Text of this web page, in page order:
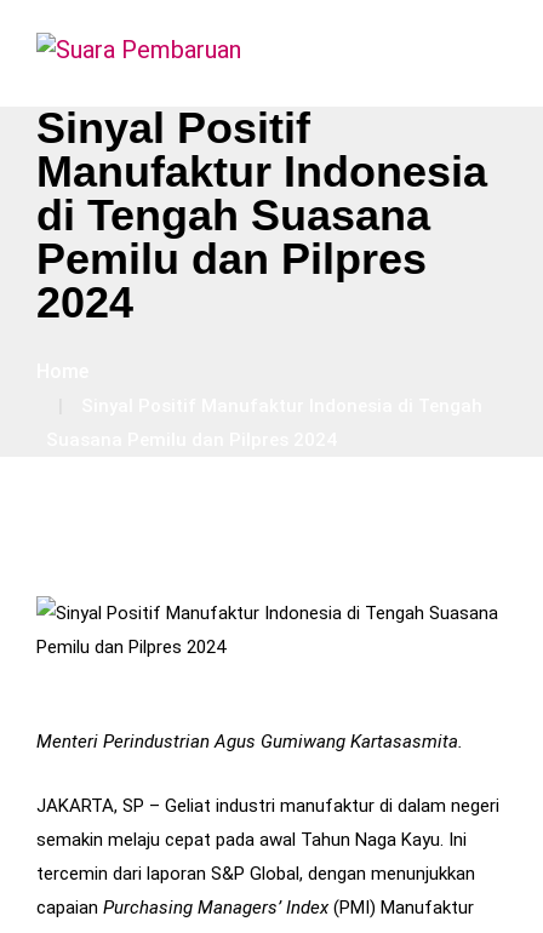
Sinyal Positif
Manufaktur Indonesia
di Tengah Suasana
Pemilu dan Pilpres
2024
Menteri Perindustrian Agus Gumiwang Kartasasmita.
JAKARTA, SP – Geliat industri manufaktur di dalam negeri
semakin melaju cepat pada awal Tahun Naga Kayu. Ini
tercemin dari laporan S&P Global, dengan menunjukkan
capaian Purchasing Managers’ Index(PMI) Manufaktur